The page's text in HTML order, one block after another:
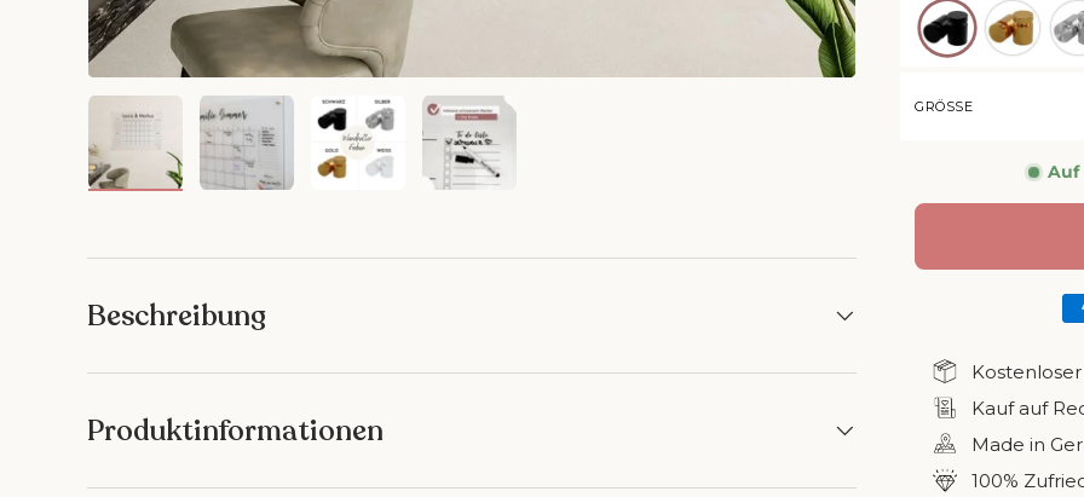
SchwarzGold
GRÖSSE
Auf
Kauf auf
Made in
100%
Beschreibung
Produktinformationen